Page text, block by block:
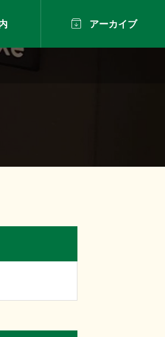
 アーカイブ